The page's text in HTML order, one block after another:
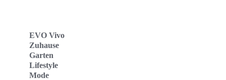
EVO Vivo
Zuhause
Garten
Lifestyle
Mode